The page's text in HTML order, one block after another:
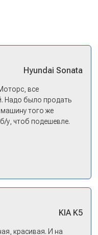
Hyundai Sonata
все
Надо было продать
того же
у, чтоб подешевле.
– а работать когда?
трейд-ин. И
в наличии, а не
повезло в МАС
выбор есть,
Сонату
KIA K5
красивая. И на